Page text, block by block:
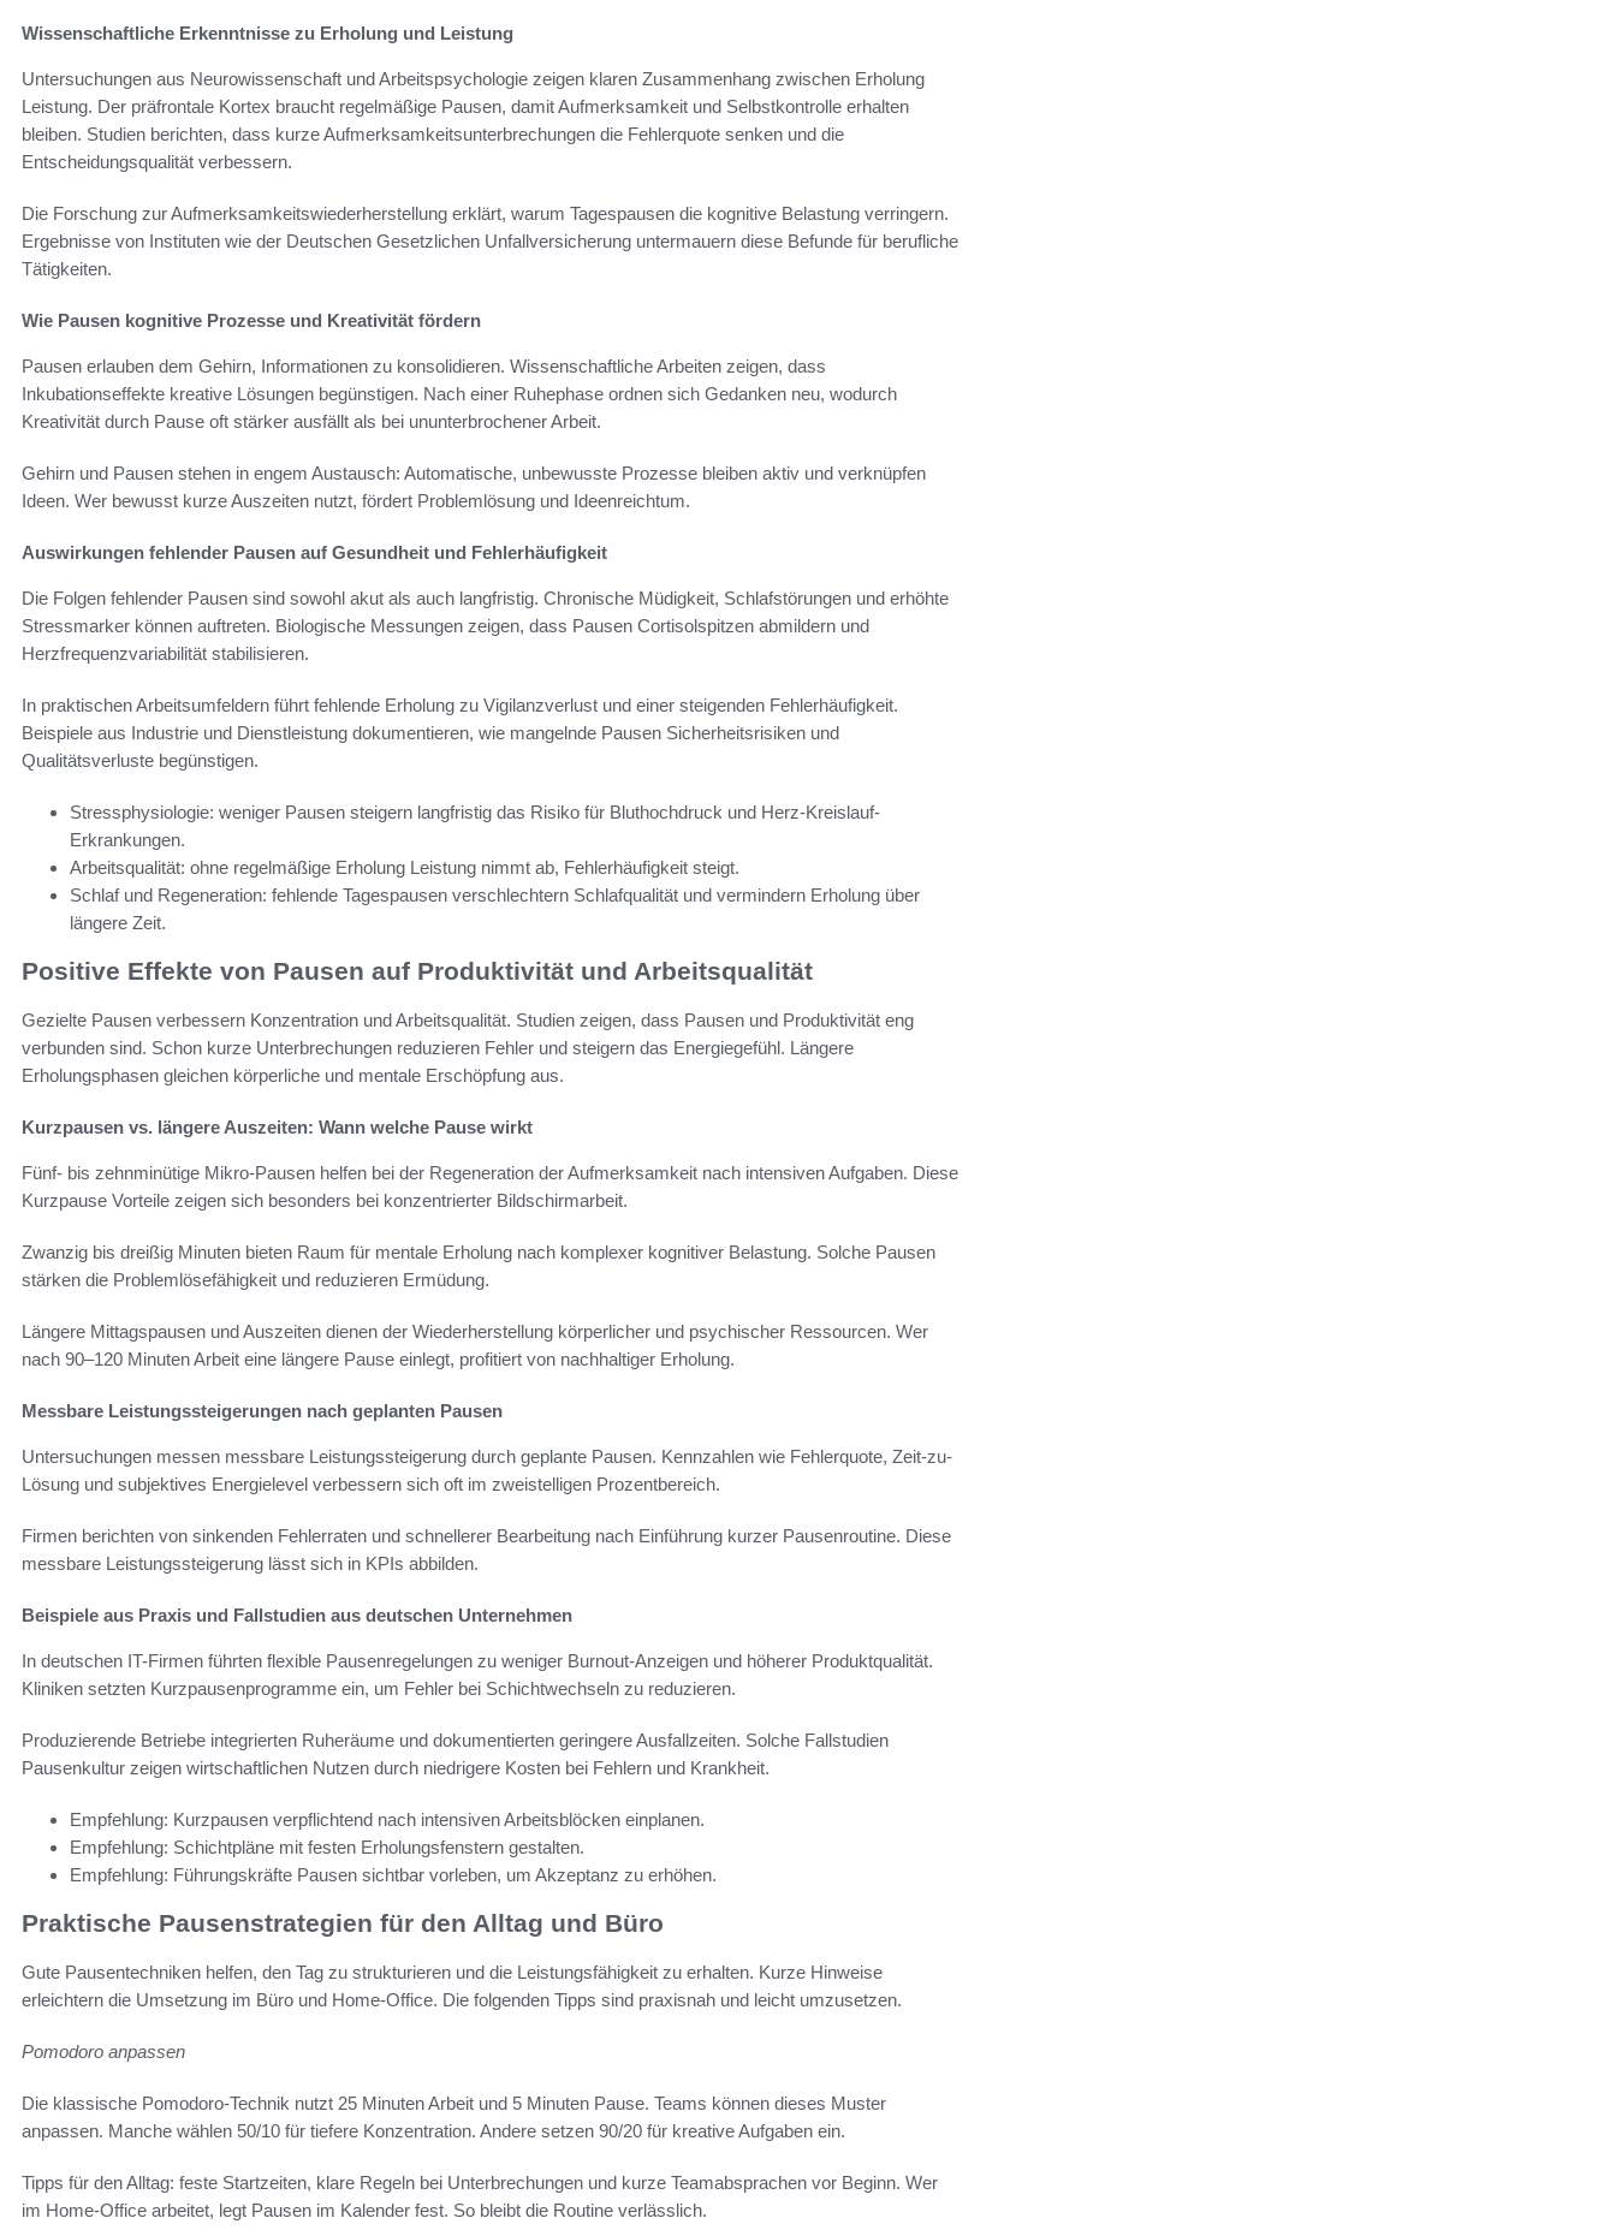
Wissenschaftliche Erkenntnisse zu Erholung und Leistung
Untersuchungen aus Neurowissenschaft und Arbeitspsychologie zeigen klaren Zusammenhang zwischen Erholung
Leistung. Der präfrontale Kortex braucht regelmäßige Pausen, damit Aufmerksamkeit und Selbstkontrolle erhalten
bleiben. Studien berichten, dass kurze Aufmerksamkeitsunterbrechungen die Fehlerquote senken und die
Entscheidungsqualität verbessern.
Die Forschung zur Aufmerksamkeitswiederherstellung erklärt, warum Tagespausen die kognitive Belastung verringern.
Ergebnisse von Instituten wie der Deutschen Gesetzlichen Unfallversicherung untermauern diese Befunde für berufliche
Tätigkeiten.
Wie Pausen kognitive Prozesse und Kreativität fördern
Pausen erlauben dem Gehirn, Informationen zu konsolidieren. Wissenschaftliche Arbeiten zeigen, dass
Inkubationseffekte kreative Lösungen begünstigen. Nach einer Ruhephase ordnen sich Gedanken neu, wodurch
Kreativität durch Pause oft stärker ausfällt als bei ununterbrochener Arbeit.
Gehirn und Pausen stehen in engem Austausch: Automatische, unbewusste Prozesse bleiben aktiv und verknüpfen
Ideen. Wer bewusst kurze Auszeiten nutzt, fördert Problemlösung und Ideenreichtum.
Auswirkungen fehlender Pausen auf Gesundheit und Fehlerhäufigkeit
Die Folgen fehlender Pausen sind sowohl akut als auch langfristig. Chronische Müdigkeit, Schlafstörungen und erhöhte
Stressmarker können auftreten. Biologische Messungen zeigen, dass Pausen Cortisolspitzen abmildern und
Herzfrequenzvariabilität stabilisieren.
In praktischen Arbeitsumfeldern führt fehlende Erholung zu Vigilanzverlust und einer steigenden Fehlerhäufigkeit.
Beispiele aus Industrie und Dienstleistung dokumentieren, wie mangelnde Pausen Sicherheitsrisiken und
Qualitätsverluste begünstigen.
Stressphysiologie: weniger Pausen steigern langfristig das Risiko für Bluthochdruck und Herz-Kreislauf-
Erkrankungen.
Arbeitsqualität: ohne regelmäßige Erholung Leistung nimmt ab, Fehlerhäufigkeit steigt.
Schlaf und Regeneration: fehlende Tagespausen verschlechtern Schlafqualität und vermindern Erholung über
längere Zeit.
Positive Effekte von Pausen auf Produktivität und Arbeitsqualität
Gezielte Pausen verbessern Konzentration und Arbeitsqualität. Studien zeigen, dass Pausen und Produktivität eng
verbunden sind. Schon kurze Unterbrechungen reduzieren Fehler und steigern das Energiegefühl. Längere
Erholungsphasen gleichen körperliche und mentale Erschöpfung aus.
Kurzpausen vs. längere Auszeiten: Wann welche Pause wirkt
Fünf- bis zehnminütige Mikro-Pausen helfen bei der Regeneration der Aufmerksamkeit nach intensiven Aufgaben. Diese
Kurzpause Vorteile zeigen sich besonders bei konzentrierter Bildschirmarbeit.
Zwanzig bis dreißig Minuten bieten Raum für mentale Erholung nach komplexer kognitiver Belastung. Solche Pausen
stärken die Problemlösefähigkeit und reduzieren Ermüdung.
Längere Mittagspausen und Auszeiten dienen der Wiederherstellung körperlicher und psychischer Ressourcen. Wer
nach 90–120 Minuten Arbeit eine längere Pause einlegt, profitiert von nachhaltiger Erholung.
Messbare Leistungssteigerungen nach geplanten Pausen
Untersuchungen messen messbare Leistungssteigerung durch geplante Pausen. Kennzahlen wie Fehlerquote, Zeit-zu-
Lösung und subjektives Energielevel verbessern sich oft im zweistelligen Prozentbereich.
Firmen berichten von sinkenden Fehlerraten und schnellerer Bearbeitung nach Einführung kurzer Pausenroutine. Diese
messbare Leistungssteigerung lässt sich in KPIs abbilden.
Beispiele aus Praxis und Fallstudien aus deutschen Unternehmen
In deutschen IT-Firmen führten flexible Pausenregelungen zu weniger Burnout-Anzeigen und höherer Produktqualität.
Kliniken setzten Kurzpausenprogramme ein, um Fehler bei Schichtwechseln zu reduzieren.
Produzierende Betriebe integrierten Ruheräume und dokumentierten geringere Ausfallzeiten. Solche Fallstudien
Pausenkultur zeigen wirtschaftlichen Nutzen durch niedrigere Kosten bei Fehlern und Krankheit.
Empfehlung: Kurzpausen verpflichtend nach intensiven Arbeitsblöcken einplanen.
Empfehlung: Schichtpläne mit festen Erholungsfenstern gestalten.
Empfehlung: Führungskräfte Pausen sichtbar vorleben, um Akzeptanz zu erhöhen.
Praktische Pausenstrategien für den Alltag und Büro
Gute Pausentechniken helfen, den Tag zu strukturieren und die Leistungsfähigkeit zu erhalten. Kurze Hinweise
erleichtern die Umsetzung im Büro und Home-Office. Die folgenden Tipps sind praxisnah und leicht umzusetzen.
Pomodoro anpassen
Die klassische Pomodoro-Technik nutzt 25 Minuten Arbeit und 5 Minuten Pause. Teams können dieses Muster
anpassen. Manche wählen 50/10 für tiefere Konzentration. Andere setzen 90/20 für kreative Aufgaben ein.
Tipps für den Alltag: feste Startzeiten, klare Regeln bei Unterbrechungen und kurze Teamabsprachen vor Beginn. Wer
im Home-Office arbeitet, legt Pausen im Kalender fest. So bleibt die Routine verlässlich.